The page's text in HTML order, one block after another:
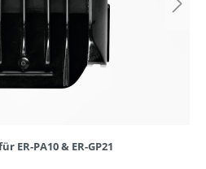
ER-PA10 & ER-GP21